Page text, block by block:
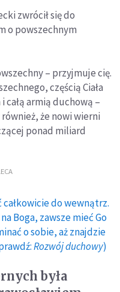
zwrócił się do
o powszechnym
– przyjmuje cię.
częścią Ciała
całą armią duchową –
że nowi wierni
ponad miliard
całkowicie do wewnątrz.
Boga, zawsze mieć Go
o sobie, aż znajdzie
Rozwój duchowy)
była